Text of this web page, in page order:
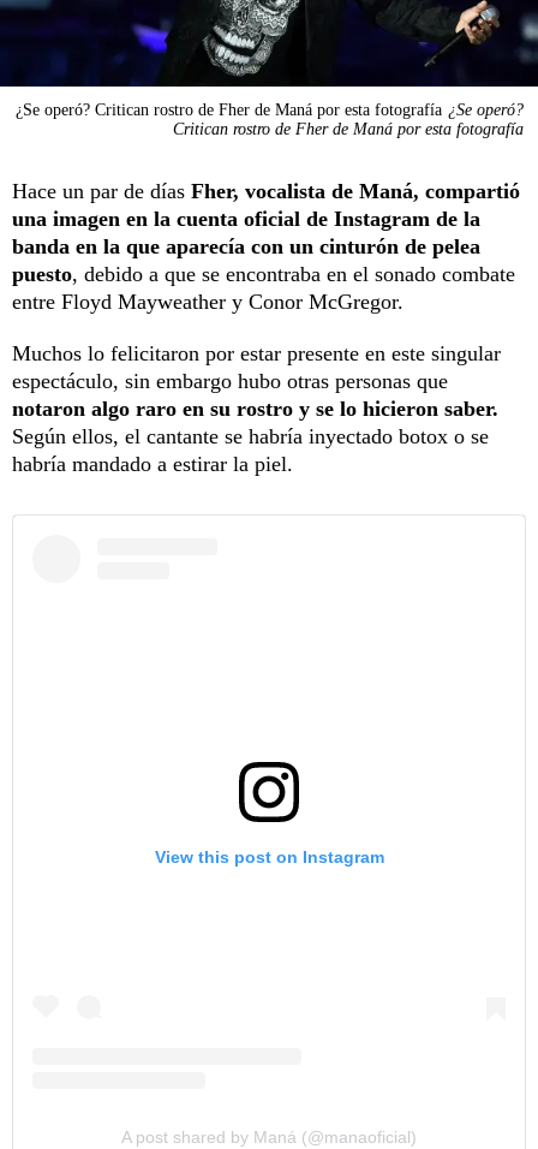
¿Se operó? Critican rostro de Fher de Maná por esta fotografía ¿Se operó?
Critican rostro de Fher de Maná por esta fotografía
Hace un par de días Fher, vocalista de Maná, compartió
una imagen en la cuenta oficial de Instagram de la
banda en la que aparecía con un cinturón de pelea
puesto, debido a que se encontraba en el sonado combate
entre Floyd Mayweather y Conor McGregor.
Muchos lo felicitaron por estar presente en este singular
espectáculo, sin embargo hubo otras personas que
notaron algo raro en su rostro y se lo hicieron saber.
Según ellos, el cantante se habría inyectado botox o se
habría mandado a estirar la piel.
View this post on Instagram
A post shared by Maná (@manaoficial)